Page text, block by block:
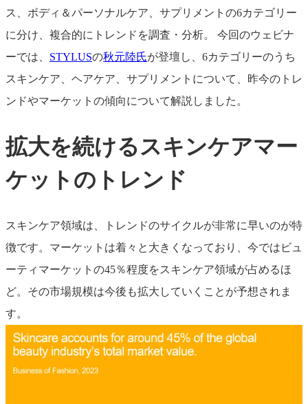
ス、ボディ＆パーソナルケア、サプリメントの6カテゴリー
に分け、複合的にトレンドを調査・分析。 今回のウェビナ
ーでは、 STYLUSの秋元陸氏が登壇し、6カテゴリーのうち
スキンケア、ヘアケア、サプリメントについて、昨今のトレ
ンドやマーケットの傾向について解説しました。
拡大を続けるスキンケアマー
ケットのトレンド
スキンケア領域は、トレンドのサイクルが非常に早いのが特
徴です。マーケットは着々と大きくなっており、今ではビュ
ーティマーケットの45％程度をスキンケア領域が占めるほ
ど。その市場規模は今後も拡大していくことが予想されま
す。